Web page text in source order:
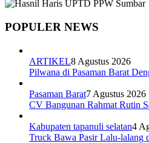
POPULER NEWS
ARTIKEL8 Agustus 2026
Pilwana di Pasaman Barat
Pasaman Barat7 Agustus 2026
CV Bangunan Rahmat Rutin
Kabupaten tapanuli selatan4
Truck Bawa Pasir Lalu-lalang